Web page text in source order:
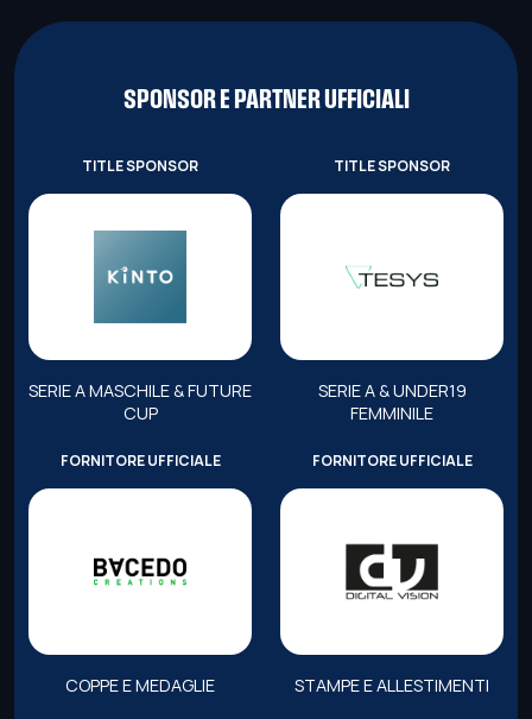
SPONSOR E PARTNER UFFICIALI
TITLE SPONSOR
SERIE A MASCHILE & FUTURE
CUP
TITLE SPONSOR
SERIE A & UNDER19
FEMMINILE
FORNITORE UFFICIALE
COPPE E MEDAGLIE
FORNITORE UFFICIALE
STAMPE E ALLESTIMENTI